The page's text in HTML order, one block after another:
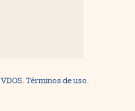
VDOS Términos de uso.